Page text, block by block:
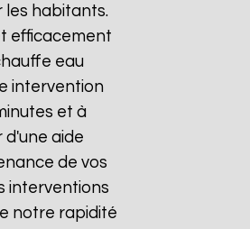
les habitants.
efficacement
eau
intervention
et à
aide
de vos
interventions
notre rapidité